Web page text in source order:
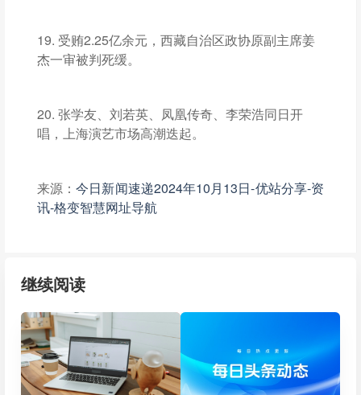
19. 受贿2.25亿余元，西藏自治区政协原副主席姜
杰一审被判死缓。
20. 张学友、刘若英、凤凰传奇、李荣浩同日开
唱，上海演艺市场高潮迭起。
来源：今日新闻速递2024年10月13日-优站分享-资
讯-格变智慧网址导航
继续阅读